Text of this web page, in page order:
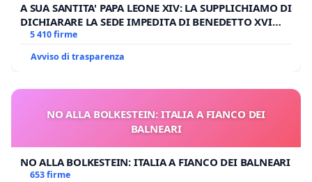
A SUA SANTITA' PAPA LEONE XIV: LA SUPPLICHIAMO DI
DICHIARARE LA SEDE IMPEDITA DI BENEDETTO XVI
E/O DI FAR APRIRE IL RELATIVO PROCESSO
5 410 firme
Avviso di trasparenza
NO ALLA BOLKESTEIN: ITALIA A FIANCO DEI
BALNEARI
NO ALLA BOLKESTEIN: ITALIA A FIANCO DEI BALNEARI
653 firme